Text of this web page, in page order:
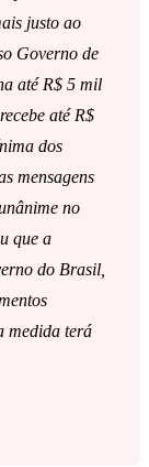
justo ao
Governo de
até R$ 5 mil
até R$
dos
mensagens
no
que a
do Brasil,
medida terá